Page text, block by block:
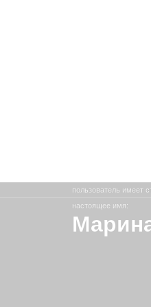
пользователь имеет
настоящее имя: